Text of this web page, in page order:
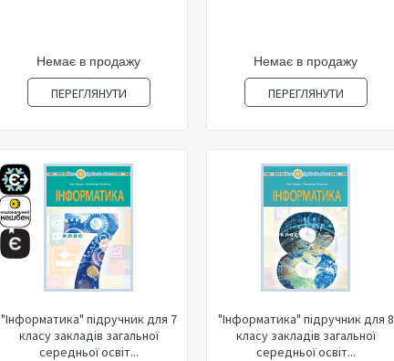
Немає в продажу
ПЕРЕГЛЯНУТИ
Немає в продажу
ПЕРЕГЛЯНУТИ
"Інформатика" підручник для 7
класу закладів загальної
середньої освіт...
"Інформатика" підручник для 8
класу закладів загальної
середньої освіт...